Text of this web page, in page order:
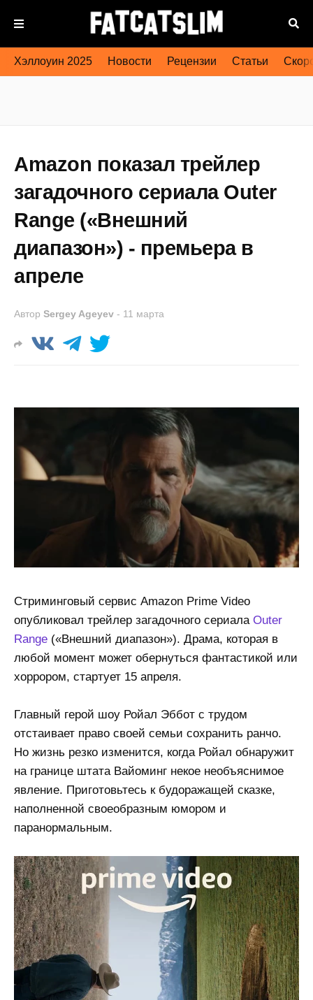
Хэллоуин 2025 Новости Рецензии Статьи
Amazon показал трейлер
загадочного сериала Outer
Range («Внешний
диапазон») - премьера в
апреле
Автор Sergey Ageyev - 11 марта
Стриминговый сервис Amazon Prime Video
опубликовал трейлер загадочного сериала Outer
Range («Внешний диапазон»). Драма, которая в
любой момент может обернуться фантастикой или
хоррором, стартует 15 апреля.
Главный герой шоу Ройал Эббот с трудом
отстаивает право своей семьи сохранить ранчо.
Но жизнь резко изменится, когда Ройал обнаружит
на границе штата Вайоминг некое необъяснимое
явление. Приготовьтесь к будоражащей сказке,
наполненной своеобразным юмором и
паранормальным.